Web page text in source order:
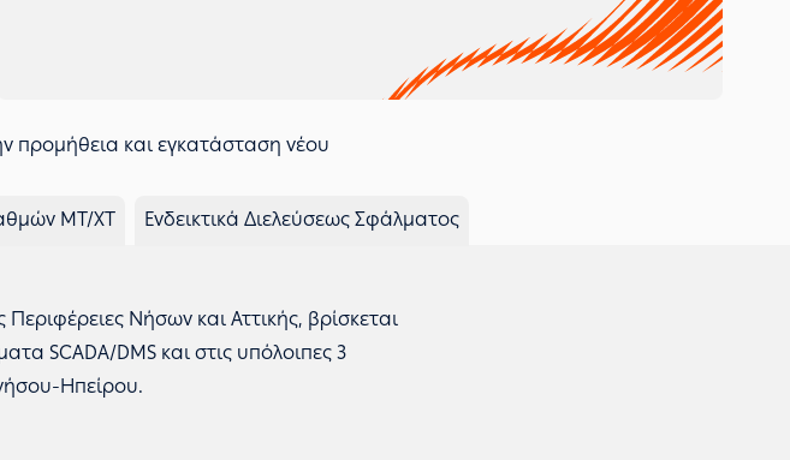
προμήθεια και εγκατάσταση νέου
ΜΤ/ΧΤ Ενδεικτικά Διελεύσεως Σφάλματος
Νήσων και Αττικής, βρίσκεται
SCADA/DMS και στις υπόλοιπες 3
Ηπείρου.